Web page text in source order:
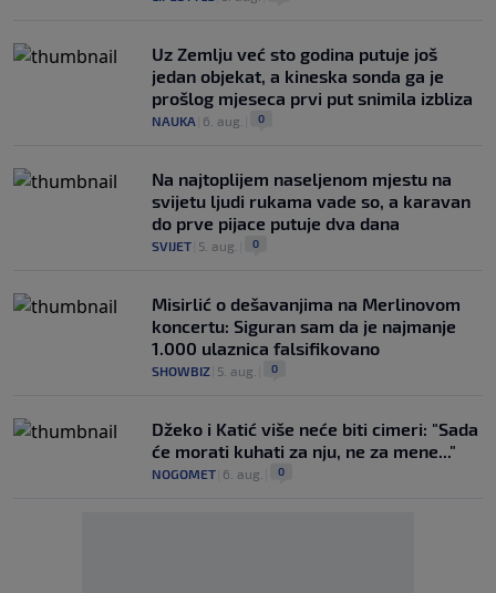
Uz Zemlju već sto godina putuje još
jedan objekat, a kineska sonda ga je
prošlog mjeseca prvi put snimila izbliza
NAUKA 6. aug. 0
Na najtoplijem naseljenom mjestu na
svijetu ljudi rukama vade so, a karavan
do prve pijace putuje dva dana
SVIJET 5. aug. 0
Misirlić o dešavanjima na Merlinovom
koncertu: Siguran sam da je najmanje
1.000 ulaznica falsifikovano
SHOWBIZ 5. aug. 0
Džeko i Katić više neće biti cimeri: "Sada
će morati kuhati za nju, ne za mene..."
NOGOMET 6. aug. 0